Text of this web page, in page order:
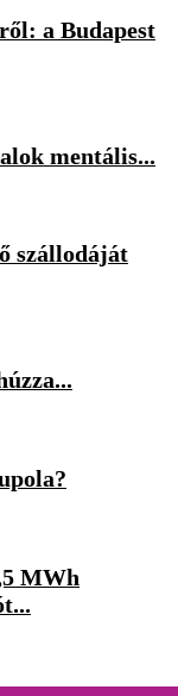
a Budapest
mentális...
szállodáját
MWh